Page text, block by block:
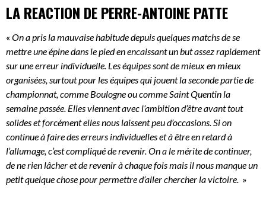
LA REACTION DE PERRE-ANTOINE PATTE
« On a pris la mauvaise habitude depuis quelques matchs de se
mettre une épine dans le pied en encaissant un but assez rapidement
sur une erreur individuelle. Les équipes sont de mieux en mieux
organisées, surtout pour les équipes qui jouent la seconde partie de
championnat, comme Boulogne ou comme Saint Quentin la
semaine passée. Elles viennent avec l’ambition d’être avant tout
solides et forcément elles nous laissent peu d’occasions. Si on
continue à faire des erreurs individuelles et à être en retard à
l’allumage, c’est compliqué de revenir. On a le mérite de continuer,
de ne rien lâcher et de revenir à chaque fois mais il nous manque un
petit quelque chose pour permettre d’aller chercher la victoire. »